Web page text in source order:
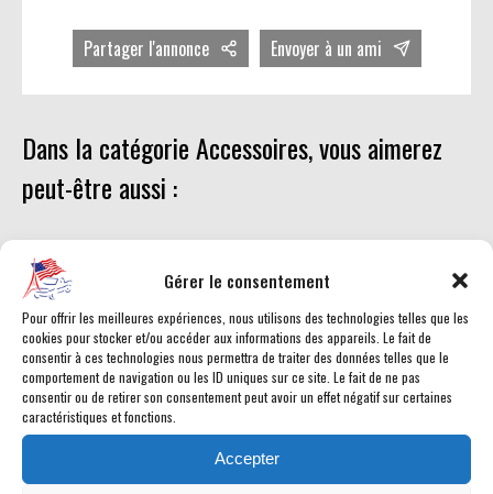
Gérer le consentement
Pour offrir les meilleures expériences, nous utilisons des technologies telles que les
cookies pour stocker et/ou accéder aux informations des appareils. Le fait de
consentir à ces technologies nous permettra de traiter des données telles que le
comportement de navigation ou les ID uniques sur ce site. Le fait de ne pas
consentir ou de retirer son consentement peut avoir un effet négatif sur certaines
caractéristiques et fonctions.
Accepter
Partager l'annonce Envoyer à un ami
Dans la catégorie Accessoires, vous aimerez
peut-être aussi :